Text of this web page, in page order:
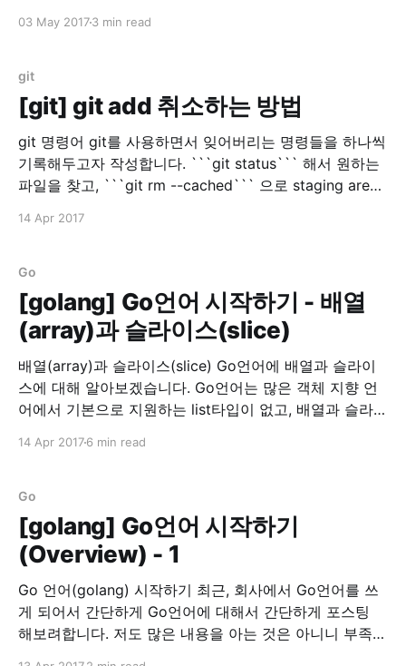
로 생성하고, 그 Instance에 하나의 App 을 배포하려고
다. 그런데 갑자기 에러가 발생해서 로그를 봤더니 이런
로그가 있었습니다. Mixlib::ShellOut:
03 May 20173 min read
git
[git] git add 취소하는 방법
git 명령어 git를 사용하면서 잊어버리는 명령들을 하나씩
기록해두고자 작성합니다. ```git status``` 해서 원하는
파일을 찾고, ```git rm --cached``` 으로 staging area
지지 않습니다.
14 Apr 2017
Go
[golang] Go언어 시작하기 - 배열
(array)과 슬라이스(slice)
배열(array)과 슬라이스(slice) Go언어에 배열과 슬라이
스에 대해 알아보겠습니다. Go언어는 많은 객체 지향 언
어에서 기본으로 지원하는 list타입이 없고, 배열과 슬라이
를 선언하고, 타입(type) 뒤에 초기화 할 값을 넣어줍니
[...]int{1,2,
14 Apr 20176 min read
Go
[golang] Go언어 시작하기
(Overview) - 1
Go 언어(golang) 시작하기 최근, 회사에서 Go언어를 쓰
게 되어서 간단하게 Go언어에 대해서 간단하게 포스팅
해보려합니다. 저도 많은 내용을 아는 것은 아니니 부족한